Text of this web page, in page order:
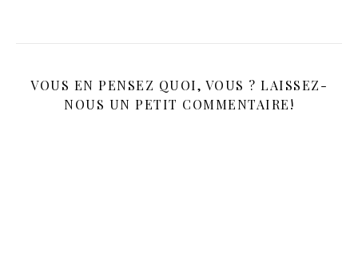
VOUS EN PENSEZ QUOI, VOUS ? LAISSEZ-
NOUS UN PETIT COMMENTAIRE!